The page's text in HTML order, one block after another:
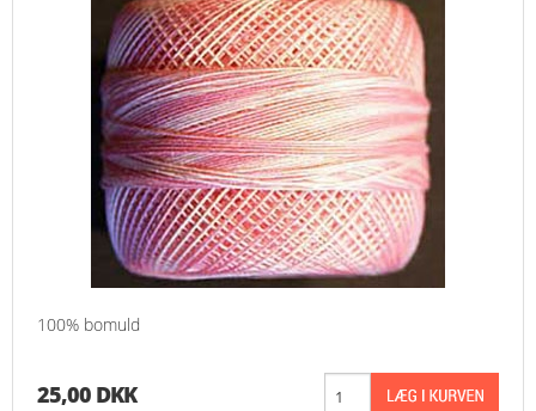
100% bomuld
25,00 DKK